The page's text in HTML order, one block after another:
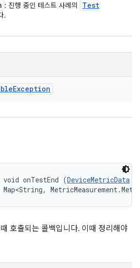
: 진행 중인 테스트 사례의
Test
.
Exception
onTestEnd (DeviceMetricData
Map<String,
호출되는 콜백입니다. 이때 정리해야